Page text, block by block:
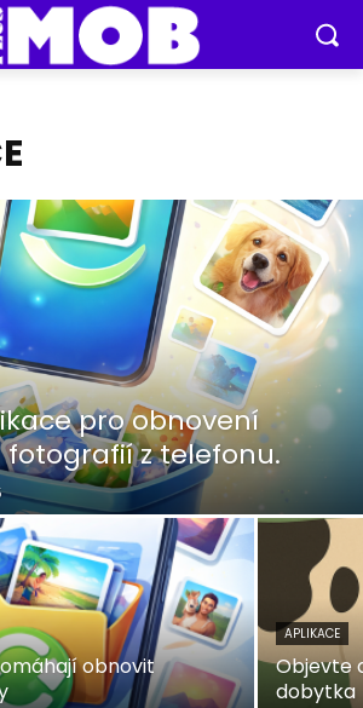
pro obnovení
z telefonu.
obnovit
APLIKACE
Objevte
dobytka